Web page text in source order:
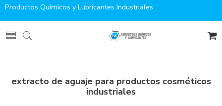
Productos Químicos y Lubricantes Industriales
extracto de aguaje para productos cosméticos
industriales